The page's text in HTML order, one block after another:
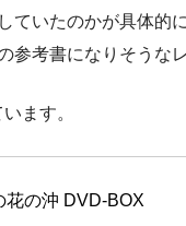
ていたのかが具体的
参考書になりそうな
ます。
花の沖 DVD-BOX